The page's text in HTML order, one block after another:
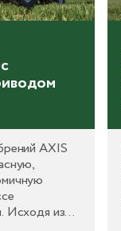
AXIS
Исходя из